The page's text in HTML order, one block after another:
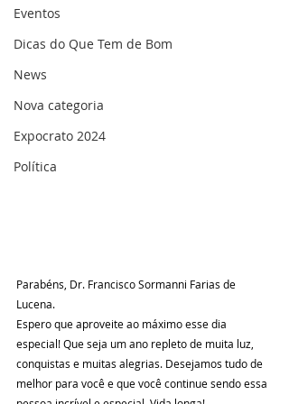
Eventos
Dicas do Que Tem de Bom
News
Nova categoria
Expocrato 2024
Política
Parabéns, Dr. Francisco Sormanni Farias de
Lucena.
Espero que aproveite ao máximo esse dia
especial! Que seja um ano repleto de muita luz,
conquistas e muitas alegrias. Desejamos tudo de
melhor para você e que você continue sendo essa